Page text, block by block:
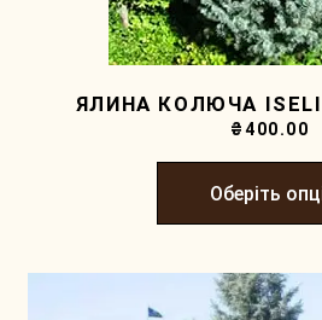
ЯЛИНА КОЛЮЧА ISELI
₴400.00
Оберіть